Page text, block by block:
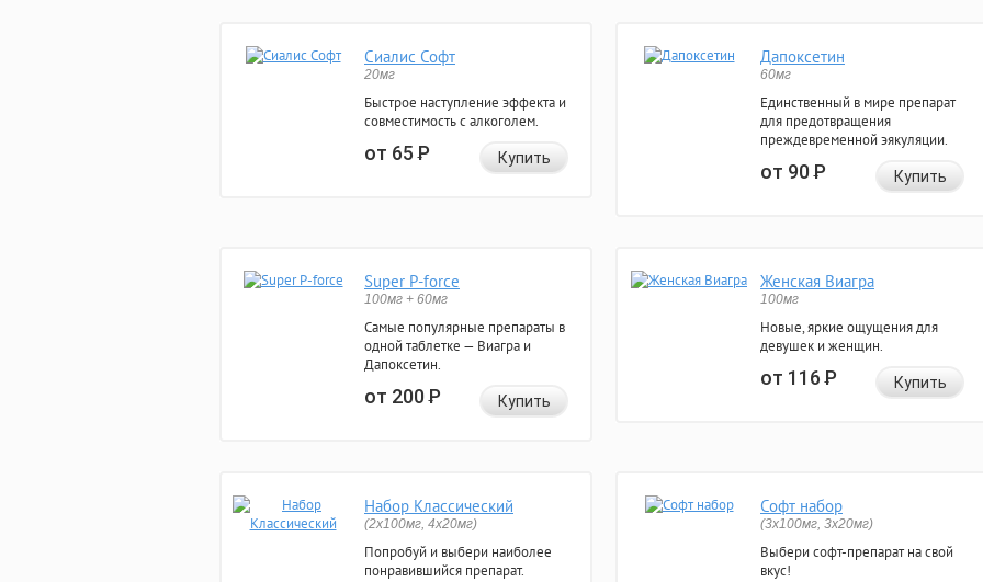
Сиалис Софт
20мг
Быстрое наступление эффекта и
совместимость с алкоголем.
от 65Р Купить
Дапоксетин
60мг
Единственный в мире препарат
для предотвращения
преждевременной эякуляции.
от 90Р Купить
Super P-force
100мг + 60мг
Самые популярные препараты в
одной таблетке — Виагра и
Дапоксетин.
от 200Р Купить
Женская Виагра
100мг
Новые, яркие ощущения для
девушек и женщин.
от 116Р Купить
Набор Классический
(2x100мг, 4x20мг)
Попробуй и выбери наиболее
понравившийся препарат.
Софт набор
(3x100мг, 3x20мг)
Выбери софт-препарат на свой
вкус!